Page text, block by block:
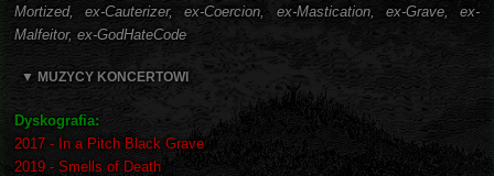
Mortized, ex-Cauterizer, ex-Coercion, ex-Mastication, ex-Grave, ex-
Malfeitor, ex-GodHateCode
▼ MUZYCY KONCERTOWI
Dyskografia:
2017 - In a Pitch Black Grave
2019 - Smells of Death